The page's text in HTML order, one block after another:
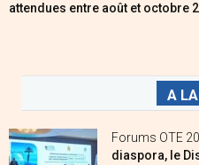
attendues entre août et octobre
A
Forums OTE
diaspora, le